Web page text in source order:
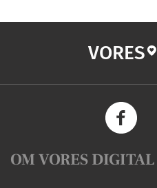
VORES
OM VORES DIGITAL